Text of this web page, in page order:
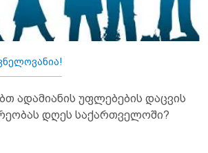
ადამიანის უფლებების დაცვის
დღეს საქართველოში?